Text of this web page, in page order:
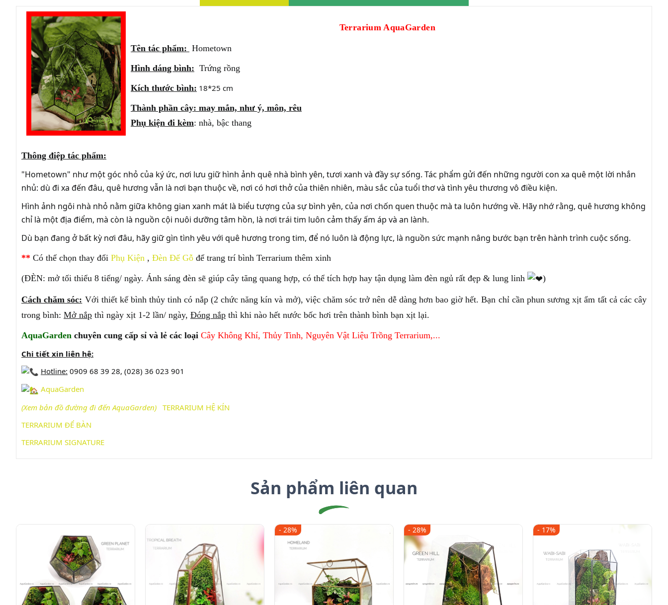
Terrarium AquaGarden
Tên tác phẩm: Hometown
Hình dáng bình: Trứng rồng
Kích thước bình: 18*25 cm
Thành phần cây: may mắn, như ý, môn, rêu
Phụ kiện đi kèm: nhà, bậc thang
Thông điệp tác phẩm:
"Hometown" như một góc nhỏ của ký ức, nơi lưu giữ hình ảnh quê nhà bình yên, tươi xanh và đầy sự sống. Tác phẩm gửi đến những người con xa quê một lời nhắn
nhủ: dù đi xa đến đâu, quê hương vẫn là nơi bạn thuộc về, nơi có hơi thở của thiên nhiên, màu sắc của tuổi thơ và tình yêu thương vô điều kiện.
Hình ảnh ngôi nhà nhỏ nằm giữa không gian xanh mát là biểu tượng của sự bình yên, của nơi chốn quen thuộc mà ta luôn hướng về. Hãy nhớ rằng, quê hương không
chỉ là một địa điểm, mà còn là nguồn cội nuôi dưỡng tâm hồn, là nơi trái tim luôn cảm thấy ấm áp và an lành.
Dù bạn đang ở bất kỳ nơi đâu, hãy giữ gìn tình yêu với quê hương trong tim, để nó luôn là động lực, là nguồn sức mạnh nâng bước bạn trên hành trình cuộc sống.
** Có thể chọn thay đổi Phụ Kiện , Đèn Đế Gỗ để trang trí bình Terrarium thêm xinh
(ĐÈN: mở tối thiểu 8 tiếng/ ngày. Ánh sáng đèn sẽ giúp cây tăng quang hợp, có thể tích hợp hay tận dụng làm đèn ngủ rất đẹp & lung linh )
Cách chăm sóc: Với thiết kế bình thủy tinh có nắp (2 chức năng kín và mở), việc chăm sóc trở nên dễ dàng hơn bao giờ hết. Bạn chỉ cần phun sương xịt ẩm tất cả các cây
trong bình: Mở nắp thì ngày xịt 1-2 lần/ ngày, Đóng nắp thì khi nào hết nước bốc hơi trên thành bình bạn xịt lại.
AquaGarden chuyên cung cấp sỉ và lẻ các loại Cây Không Khí, Thủy Tinh, Nguyên Vật Liệu Trồng Terrarium,...
Chi tiết xin liên hệ:
Hotline: 0909 68 39 28, (028) 36 023 901
AquaGarden
(Xem bản đồ đường đi đến AquaGarden) TERRARIUM HỆ KÍN
TERRARIUM ĐỂ BÀN
TERRARIUM SIGNATURE
Sản phẩm liên quan
- 28% - 28% - 17%